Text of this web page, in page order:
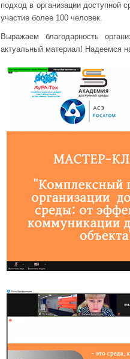
подход в организации доступной
участие более 100 человек.
Выражаем благодарность
актуальный материал! Надеемся